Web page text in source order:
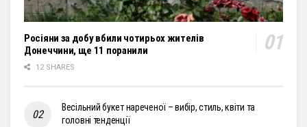
Росіяни за добу вбили чотирьох жителів
Донеччини, ще 11 поранили
12 SHARES
Весільний букет нареченої – вибір, стиль, квіти та
головні тенденції